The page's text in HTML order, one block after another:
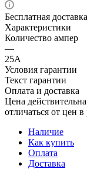
Бесплатная
Характеристики
Количество ампер
—
25А
Условия гарантии
Текст гарантии
Оплата и доставка
Цена
отличаться от цен
Наличие
Как купить
Оплата
Доставка